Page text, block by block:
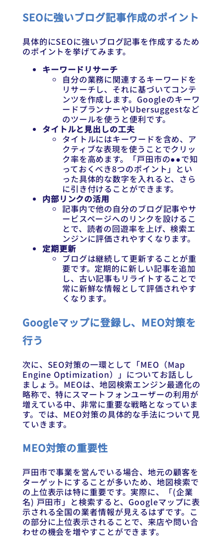
SEOに強いブログ記事作成のポイント
具体的にSEOに強いブログ記事を作成するため
のポイントを挙げてみます。
キーワードリサーチ
自分の業務に関連するキーワードを
リサーチし、それに基づいてコンテ
ンツを作成します。Googleのキーワ
ードプランナーやUbersuggestなど
のツールを使うと便利です。
タイトルと見出しの工夫
タイトルにはキーワードを含め、ア
クティブな表現を使うことでクリッ
ク率を高めます。「戸田市の●●で知
っておくべき8つのポイント」とい
った具体的な数字を入れると、さら
に引き付けることができます。
内部リンクの活用
記事内で他の自分のブログ記事やサ
ービスページへのリンクを設けるこ
とで、読者の回遊率を上げ、検索エ
ンジンに評価されやすくなります。
定期更新
ブログは継続して更新することが重
要です。定期的に新しい記事を追加
し、古い記事もリライトすることで
常に新鮮な情報として評価されやす
くなります。
Googleマップに登録し、MEO対策を
行う
次に、SEO対策の一環として「MEO（Map
Engine Optimization）」についてお話しし
ましょう。MEOは、地図検索エンジン最適化の
略称で、特にスマートフォンユーザーの利用が
増えている中、非常に重要な戦略となっていま
す。では、MEO対策の具体的な手法について見
ていきます。
MEO対策の重要性
戸田市で事業を営んでいる場合、地元の顧客を
ターゲットにすることが多いため、地図検索で
の上位表示は特に重要です。実際に、「(企業
名) 戸田市」と検索すると、Googleマップに表
示される全国の業者情報が見えるはずです。こ
の部分に上位表示されることで、来店や問い合
わせの機会を増やすことができます。